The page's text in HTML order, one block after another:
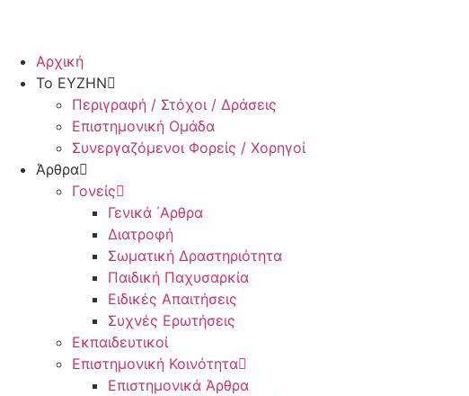
Αρχική
Το ΕΥΖΗΝ
Περιγραφή / Στόχοι / Δράσεις
Επιστημονική Ομάδα
Συνεργαζόμενοι Φορείς / Χορηγοί
Άρθρα
Γονείς
Γενικά ΄Αρθρα
Διατροφή
Σωματική Δραστηριότητα
Παιδική Παχυσαρκία
Ειδικές Απαιτήσεις
Συχνές Ερωτήσεις
Εκπαιδευτικοί
Επιστημονική Κοινότητα
Επιστημονικά Άρθρα